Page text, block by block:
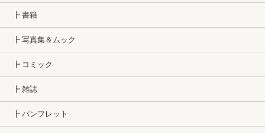
┣ 書籍
┣ 写真集＆ムック
┣ コミック
┣ 雑誌
┣ パンフレット